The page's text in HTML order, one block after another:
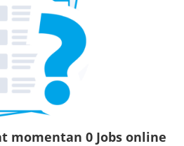
momentan 0 Jobs online